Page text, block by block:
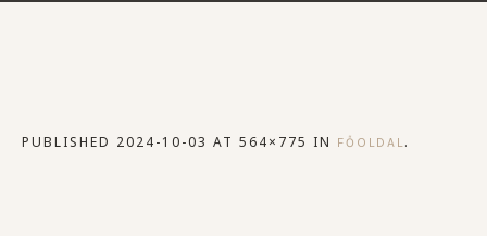
PUBLISHED 2024-10-03 AT 564×775 IN FŐOLDAL.